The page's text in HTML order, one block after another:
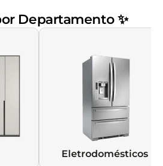
Departamento ✨
Eletrodomésticos